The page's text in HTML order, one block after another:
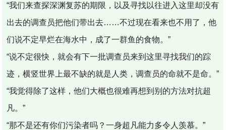
“我们来查探深渊复苏的期限，以及寻找以往进入这里却没有
出去的调查员把他们带出去……不过现在看来也不用了，他
们说不定早烂在海水中，成了一群鱼的食物。”
“说不定很快，就会有下一批调查员来到这里寻找我们的踪
迹，横竖世界上最不缺的就是人类，调查员的命就不是命。”
“我觉得除了这样，他们大概也很难再想到别的方法对抗超
凡。”
“那不是还有你们污染者吗？一身超凡能力多令人羡慕。”